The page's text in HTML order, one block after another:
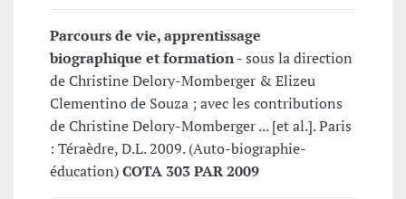
Parcours de vie, apprentissage
biographique et formation- sous la direction
de Christine Delory-Momberger & Elizeu
Clementino de Souza ; avec les contributions
de Christine Delory-Momberger ... [et al.]. Paris
: Téraèdre, D.L. 2009. (Auto-biographie-
éducation)COTA 303 PAR 2009